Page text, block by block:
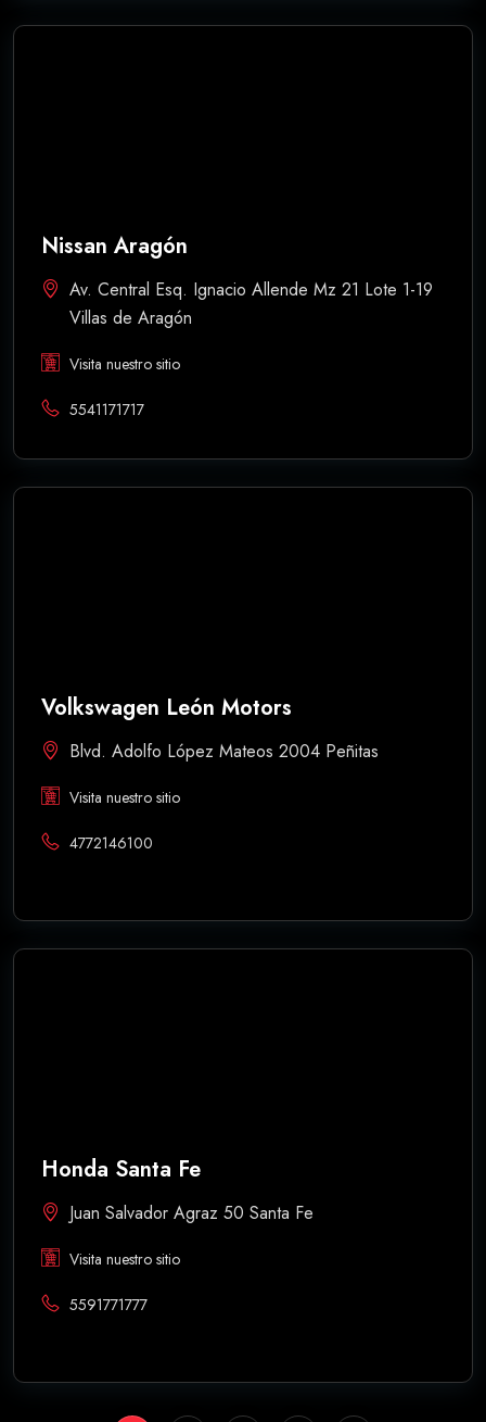
Nissan Aragón
Av. Central Esq. Ignacio Allende Mz 21 Lote 1-19
Villas de Aragón
Visita nuestro sitio
5541171717
Volkswagen León Motors
Blvd. Adolfo López Mateos 2004 Peñitas
Visita nuestro sitio
4772146100
Honda Santa Fe
Juan Salvador Agraz 50 Santa Fe
Visita nuestro sitio
5591771777